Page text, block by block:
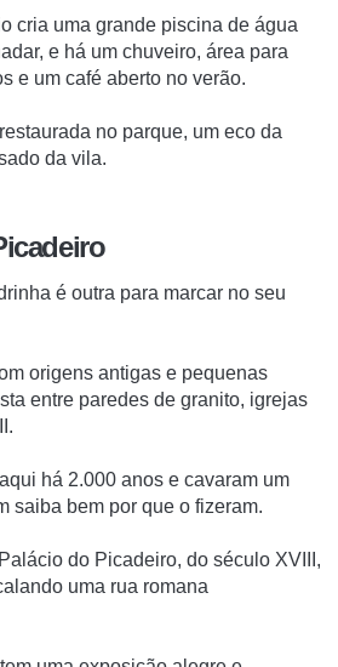
cria uma grande piscina de água
e há um chuveiro, área para
e um café aberto no verão.
no parque, um eco da
da vila.
é outra para marcar no seu
origens antigas e pequenas
entre paredes de granito, igrejas
há 2.000 anos e cavaram um
saiba bem por que o fizeram.
do Picadeiro, do século XVIII,
uma rua romana